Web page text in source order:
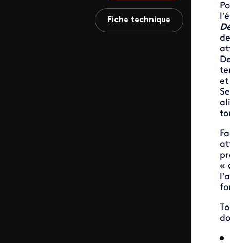
Fiche technique
et
«